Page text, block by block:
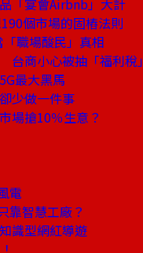
「宴會Airbnb」大計
個市場的固樁法則
職場酸民」真相
商小心被抽「福利稅」
最大黑馬
少做一件事
場搶10％生意？
電
智慧工廠？
識型網紅導遊